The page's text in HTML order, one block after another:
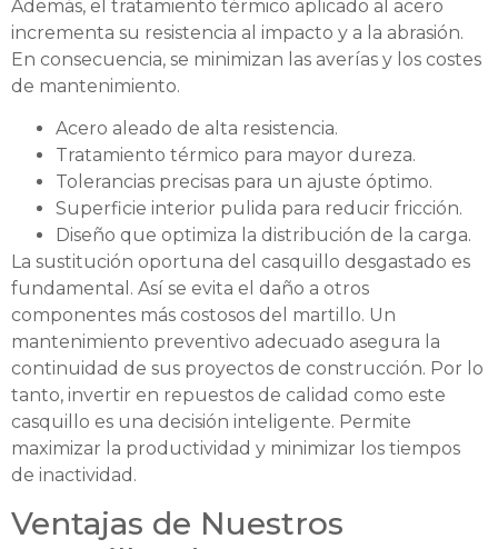
Además, el tratamiento térmico aplicado al acero
incrementa su resistencia al impacto y a la abrasión.
En consecuencia, se minimizan las averías y los costes
de mantenimiento.
Acero aleado de alta resistencia.
Tratamiento térmico para mayor dureza.
Tolerancias precisas para un ajuste óptimo.
Superficie interior pulida para reducir fricción.
Diseño que optimiza la distribución de la carga.
La sustitución oportuna del casquillo desgastado es
fundamental. Así se evita el daño a otros
componentes más costosos del martillo. Un
mantenimiento preventivo adecuado asegura la
continuidad de sus proyectos de construcción. Por lo
tanto, invertir en repuestos de calidad como este
casquillo es una decisión inteligente. Permite
maximizar la productividad y minimizar los tiempos
de inactividad.
Ventajas de Nuestros